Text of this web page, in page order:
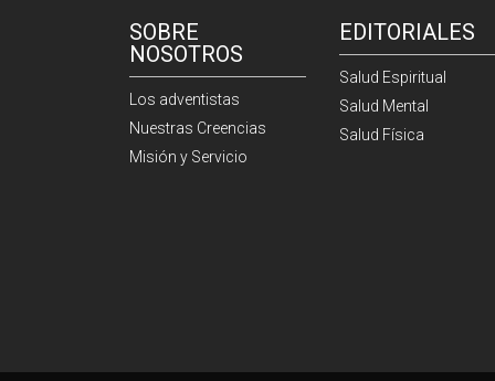
SOBRE
NOSOTROS
Los adventistas
Nuestras Creencias
Misión y Servicio
EDITORIALES
Salud Espiritual
Salud Mental
Salud Física